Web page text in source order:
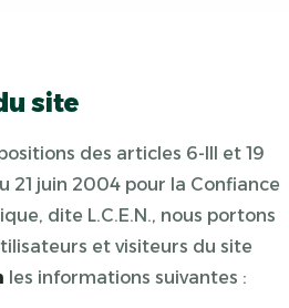
site
des articles 6-III et 19
21 juin 2004 pour la Confiance
dite L.C.E.N., nous portons
et visiteurs du site
les informations suivantes :